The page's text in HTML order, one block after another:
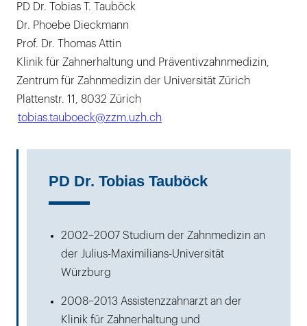
PD Dr. Tobias T. Tauböck
Dr. Phoebe Dieckmann
Prof. Dr. Thomas Attin
Klinik für Zahnerhaltung und Präventivzahnmedizin,
Zentrum für Zahnmedizin der Universität Zürich
Plattenstr. 11, 8032 Zürich
tobias.tauboeck@zzm.uzh.ch
PD Dr. Tobias Tauböck
2002–2007 Studium der Zahnmedizin an
der Julius-Maximilians-Universität
Würzburg
2008–2013 Assistenzzahnarzt an der
Klinik für Zahnerhaltung und